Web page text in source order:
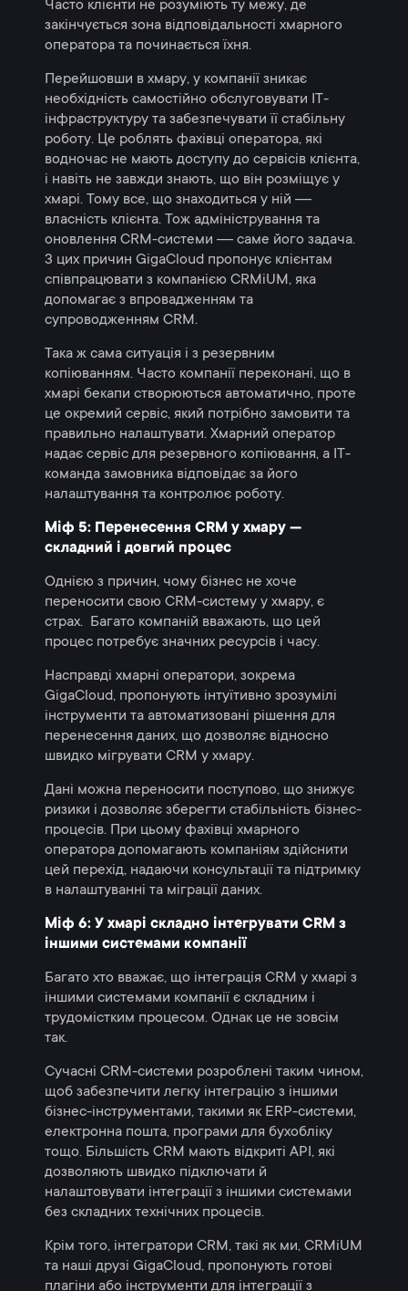
Часто клієнти не розуміють ту межу, де
закінчується зона відповідальності хмарного
оператора та починається їхня.
Перейшовши в хмару, у компанії зникає
необхідність самостійно обслуговувати IT-
інфраструктуру та забезпечувати її стабільну
роботу. Це роблять фахівці оператора, які
водночас не мають доступу до сервісів клієнта,
і навіть не завжди знають, що він розміщує у
хмарі. Тому все, що знаходиться у ній ―
власність клієнта. Тож адміністрування та
оновлення CRM-системи ― саме його задача.
З цих причин GigaCloud пропонує клієнтам
співпрацювати з компанією CRMiUM, яка
допомагає з впровадженням та
супроводженням CRM.
Така ж сама ситуація і з резервним
копіюванням. Часто компанії переконані, що в
хмарі бекапи створюються автоматично, проте
це окремий сервіс, який потрібно замовити та
правильно налаштувати. Хмарний оператор
надає сервіс для резервного копіювання, а IT-
команда замовника відповідає за його
налаштування та контролює роботу.
Міф 5: Перенесення CRM у хмару —
складний і довгий процес
Однією з причин, чому бізнес не хоче
переносити свою CRM-систему у хмару, є
страх. Багато компаній вважають, що цей
процес потребує значних ресурсів і часу.
Насправді хмарні оператори, зокрема
GigaCloud, пропонують інтуїтивно зрозумілі
інструменти та автоматизовані рішення для
перенесення даних, що дозволяє відносно
швидко мігрувати CRM у хмару.
Дані можна переносити поступово, що знижує
ризики і дозволяє зберегти стабільність бізнес-
процесів. При цьому фахівці хмарного
оператора допомагають компаніям здійснити
цей перехід, надаючи консультації та підтримку
в налаштуванні та міграції даних.
Міф 6: У хмарі складно інтегрувати CRM з
іншими системами компанії
Багато хто вважає, що інтеграція CRM у хмарі з
іншими системами компанії є складним і
трудомістким процесом. Однак це не зовсім
так.
Сучасні CRM-системи розроблені таким чином,
щоб забезпечити легку інтеграцію з іншими
бізнес-інструментами, такими як ERP-системи,
електронна пошта, програми для бухобліку
тощо. Більшість CRM мають відкриті API, які
дозволяють швидко підключати й
налаштовувати інтеграції з іншими системами
без складних технічних процесів.
Крім того, інтегратори CRM, такі як ми, CRMiUM
та наші друзі GigaCloud, пропонують готові
плагіни або інструменти для інтеграції з